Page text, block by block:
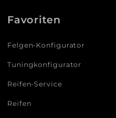
Favoriten
Felgen-Konfigurator
Tuningkonfigurator
Reifen-Service
Reifen